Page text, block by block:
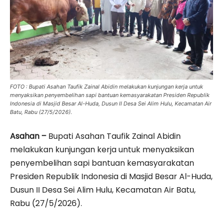
FOTO : Bupati Asahan Taufik Zainal Abidin melakukan kunjungan kerja untuk
menyaksikan penyembelihan sapi bantuan kemasyarakatan Presiden Republik
Indonesia di Masjid Besar Al-Huda, Dusun II Desa Sei Alim Hulu, Kecamatan Air
Batu, Rabu (27/5/2026).
Asahan – Bupati Asahan Taufik Zainal Abidin
melakukan kunjungan kerja untuk menyaksikan
penyembelihan sapi bantuan kemasyarakatan
Presiden Republik Indonesia di Masjid Besar Al-Huda,
Dusun II Desa Sei Alim Hulu, Kecamatan Air Batu,
Rabu (27/5/2026).